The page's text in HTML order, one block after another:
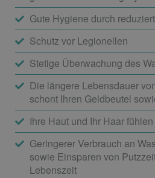
Gute Hygiene durch
Schutz vor Legionellen
Stetige Überwachung des
Die längere Lebensdauer
schont Ihren Geldbeutel
Ihre Haut und Ihr Haar
Geringerer Verbrauch an
sowie Einsparen von
Lebenszeit